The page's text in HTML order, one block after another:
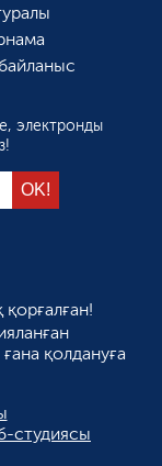
электронды
қолдануға
студиясы